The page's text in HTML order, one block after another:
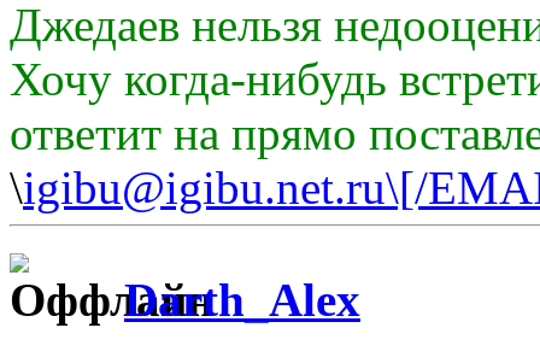
Джедаев нельзя
Хочу когда-нибудь
ответит на прямо
\igibu@igibu.net.ru\[/
Darth_Alex